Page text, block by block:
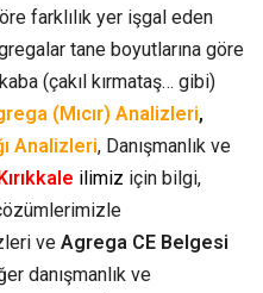
farklılık yer işgal eden
tane boyutlarına göre
(çakıl kırmataş… gibi)
(Mıcır) Analizleri,
Analizleri, Danışmanlık ve
ilimiz için bilgi,
ve Agrega CE Belgesi
danışmanlık ve